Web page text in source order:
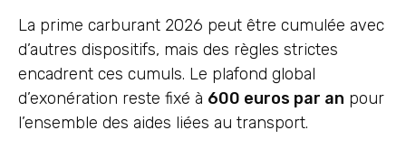
La prime carburant 2026 peut être cumulée avec
d’autres dispositifs, mais des règles strictes
encadrent ces cumuls. Le plafond global
d’exonération reste fixé à 600 euros par an pour
l’ensemble des aides liées au transport.